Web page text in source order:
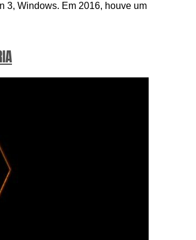
3, Windows. Em 2016, houve um